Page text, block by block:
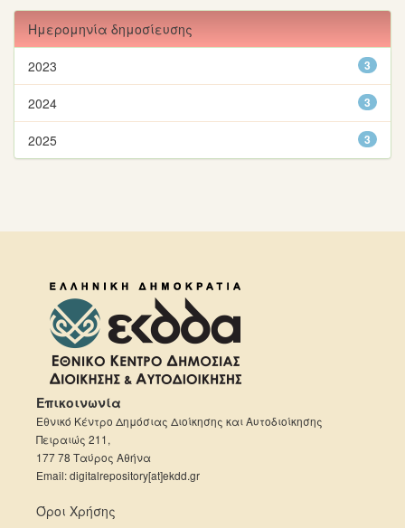
Ημερομηνία δημοσίευσης
3
2023
3
2024
3
2025
Επικοινωνία
Εθνικό Κέντρο Δημόσιας Διοίκησης και Αυτοδιοίκησης
Πειραιώς 211,
177 78 Ταύρος Αθήνα
Email: digitalrepository[at]ekdd.gr
Όροι Χρήσης